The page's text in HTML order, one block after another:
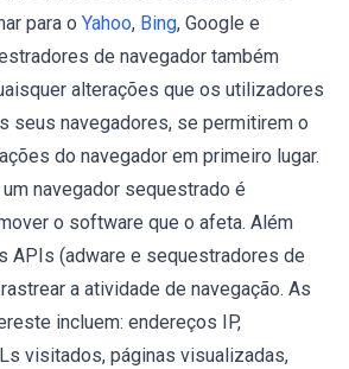
para o Yahoo, Bing, Google e
de navegador também
alterações que os utilizadores
seus navegadores, se permitirem o
do navegador em primeiro lugar.
navegador sequestrado é
o software que o afeta. Além
APIs (adware e sequestradores de
a atividade de navegação. As
incluem: endereços IP,
visitados, páginas visualizadas,